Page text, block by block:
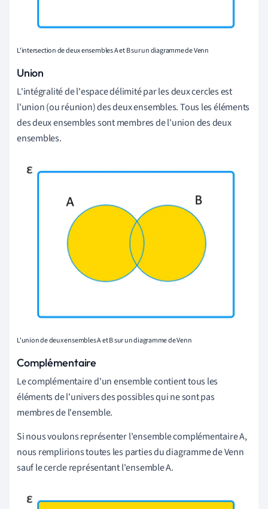
L'intersection de deux ensembles A et B sur un diagramme de Venn
Union
L'intégralité de l'espace délimité par les deux cercles est
l'union (ou réunion) des deux ensembles. Tous les éléments
des deux ensembles sont membres de l'union des deux
ensembles.
L'union de deux ensembles A et B sur un diagramme de Venn
Complémentaire
Le complémentaire d'un ensemble contient tous les
éléments de l'univers des possibles qui ne sont pas
membres de l'ensemble.
Si nous voulons représenter l'ensemble complémentaire A,
nous remplirions toutes les parties du diagramme de Venn
sauf le cercle représentant l'ensemble A.